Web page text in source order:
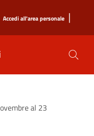
Accedi all'area personale |
al 23